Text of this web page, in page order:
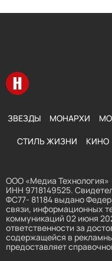
Перейти на главную
ЗВЕЗДЫ МОНАРХИ
СТИЛЬ ЖИЗНИ КИНО
ООО «Медиа Технология»
ИНН 9718149525.
ФС77- 81184 выдано
связи, информационных
коммуникаций 02 июня
ответственности за
содержащейся в
предоставляет